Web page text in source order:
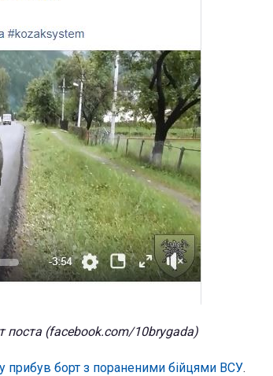
поста (facebook.com/10brygada)
прибув борт з пораненими бійцями ВСУ.